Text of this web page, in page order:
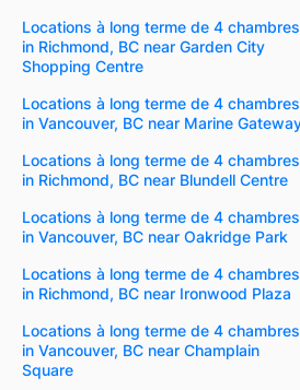
Locations à long terme de 4 chambres
in Richmond, BC near Garden City
Shopping Centre
Locations à long terme de 4 chambres
in Vancouver, BC near Marine
Locations à long terme de 4 chambres
in Richmond, BC near Blundell Centre
Locations à long terme de 4 chambres
in Vancouver, BC near Oakridge Park
Locations à long terme de 4 chambres
in Richmond, BC near Ironwood Plaza
Locations à long terme de 4 chambres
in Vancouver, BC near Champlain
Square